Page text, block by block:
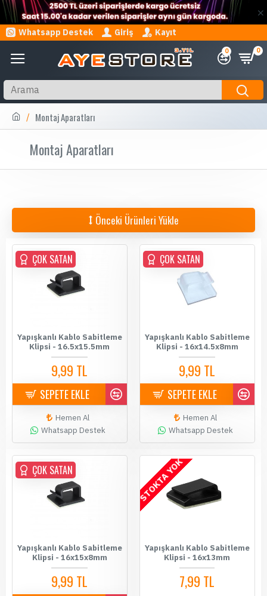
Whatsapp Destek Giriş Kayıt
0 0
Montaj Aparatları
Montaj Aparatları
Önceki Ürünleri Yükle
ÇOK SATAN
Yapışkanlı Kablo Sabitleme
Klipsi - 16.5x15.5mm
9,99 TL
SEPETE EKLE
Hemen Al
Whatsapp Destek
ÇOK SATAN
Yapışkanlı Kablo Sabitleme
Klipsi - 16x14.5x8mm
9,99 TL
SEPETE EKLE
Hemen Al
Whatsapp Destek
ÇOK SATAN
Yapışkanlı Kablo Sabitleme
Klipsi - 16x15x8mm
9,99 TL
STOKTA YOK
Yapışkanlı Kablo Sabitleme
Klipsi - 16x13mm
7,99 TL